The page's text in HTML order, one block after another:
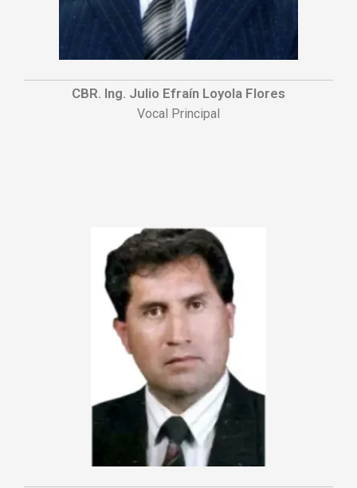
CBR. Ing. Julio Efraín Loyola Flores
Vocal Principal